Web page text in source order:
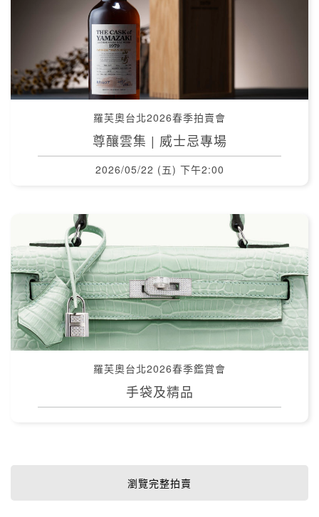
羅芙奧台北2026春季拍賣會
尊釀雲集 | 威士忌專場
2026/05/22 (五) 下午2:00
羅芙奧台北2026春季鑑賞會
手袋及精品
瀏覽完整拍賣